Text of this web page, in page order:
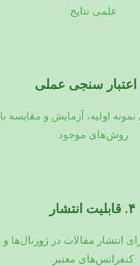
علمی نتایج.
اولیه، آزمایش و مقایسه با
روش‌های موجود.
۴. قابلیت انتشار
انتشار مقالات در ژورنال‌ها و
کنفرانس‌های معتبر.